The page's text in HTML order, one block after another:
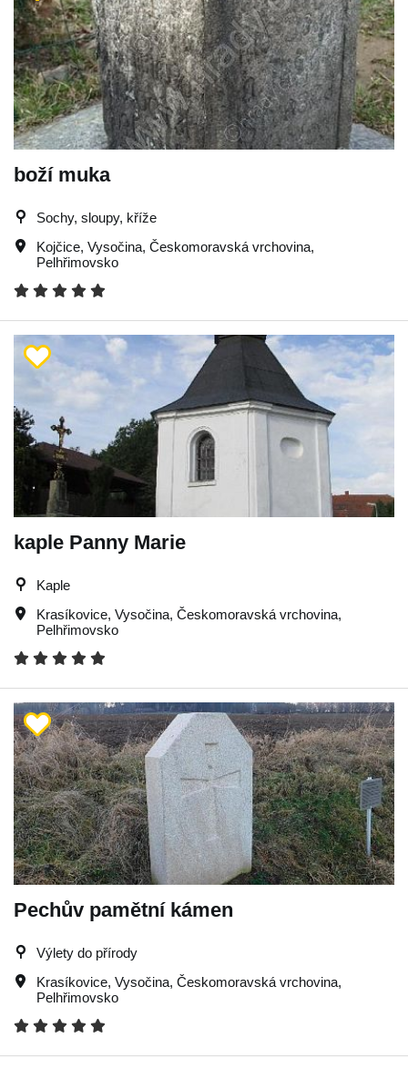
boží muka
Sochy, sloupy, kříže
Kojčice, Vysočina, Českomoravská vrchovina,
Pelhřimovsko
kaple Panny Marie
Kaple
Krasíkovice, Vysočina, Českomoravská vrchovina,
Pelhřimovsko
Pechův pamětní kámen
Výlety do přírody
Krasíkovice, Vysočina, Českomoravská vrchovina,
Pelhřimovsko